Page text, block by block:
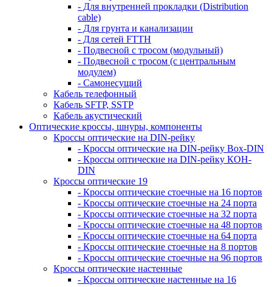
- Для внутренней прокладки (Distribution
cable)
- Для грунта и канализации
- Для сетей FTTH
- Подвесной с тросом (модульный)
- Подвесной с тросом (с центральным
модулем)
- Самонесущий
Кабель телефонный
Кабель SFTP, SSTP
Кабель акустический
Оптические кроссы, шнуры, компоненты
Кроссы оптические на DIN-рейку
- Кроссы оптические на DIN-рейку Box-DIN
- Кроссы оптические на DIN-рейку КОН-
DIN
Кроссы оптические 19
- Кроссы оптические стоечные на 16 портов
- Кроссы оптические стоечные на 24 порта
- Кроссы оптические стоечные на 32 порта
- Кроссы оптические стоечные на 48 портов
- Кроссы оптические стоечные на 64 порта
- Кроссы оптические стоечные на 8 портов
- Кроссы оптические стоечные на 96 портов
Кроссы оптические настенные
- Кроссы оптические настенные на 16